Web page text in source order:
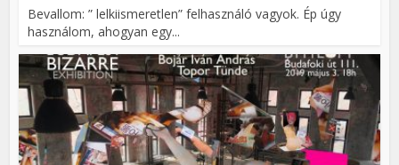
Bevallom: ” lelkiismeretlen” felhasználó vagyok. Ép úgy
használom, ahogyan egy...